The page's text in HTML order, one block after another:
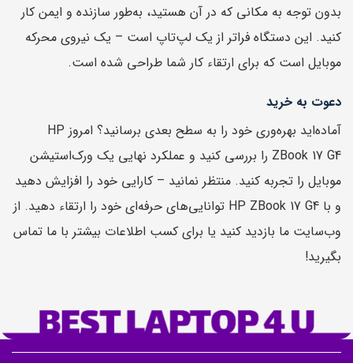
بدون توجه به مکانی که در آن هستید، به‌طور سازنده و ایمن کار
کنید. این دستگاه فراتر از یک لپ‌تاپ است – یک نیروی محرکه
موبایل است که برای ارتقاء کار شما طراحی شده است.
دعوت به خرید
آماده‌اید بهره‌وری خود را به سطح بعدی برسانید؟ امروز HP
ZBook 17 G4 را بررسی کنید و عملکرد نهایی یک ورک‌استیشن
موبایل را تجربه کنید. منتظر نمانید – کارایی خود را افزایش دهید
و با HP ZBook 17 G4 توانایی‌های حرفه‌ای خود را ارتقاء دهید. از
وب‌سایت ما بازدید کنید یا برای کسب اطلاعات بیشتر با ما تماس
بگیرید!